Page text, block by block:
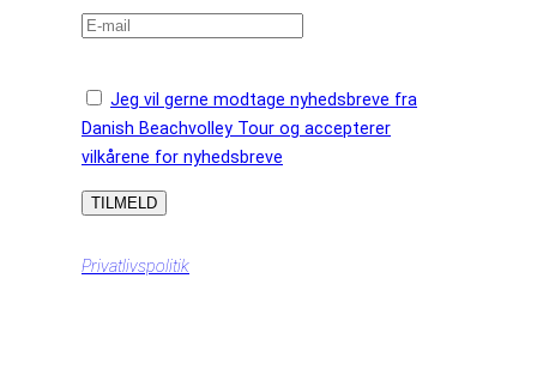
Jeg vil gerne modtage nyhedsbreve fra
Danish Beachvolley Tour og accepterer
vilkårene for nyhedsbreve
Privatlivspolitik